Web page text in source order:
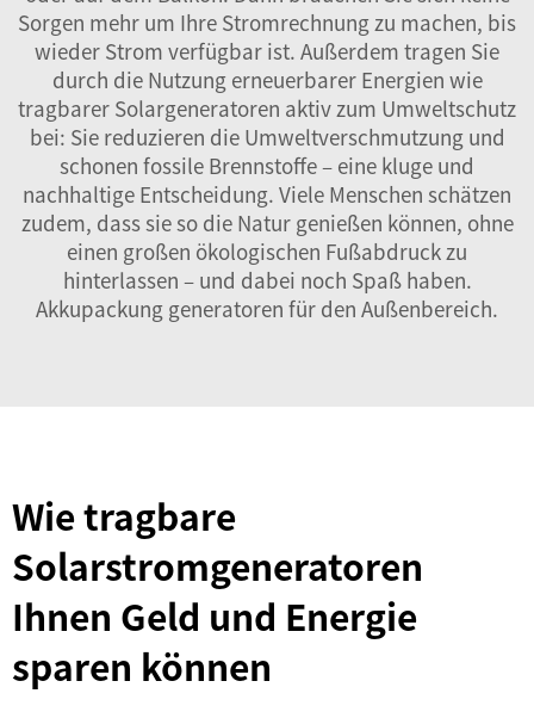
Sorgen mehr um Ihre Stromrechnung zu machen, bis
wieder Strom verfügbar ist. Außerdem tragen Sie
durch die Nutzung erneuerbarer Energien wie
tragbarer Solargeneratoren aktiv zum Umweltschutz
bei: Sie reduzieren die Umweltverschmutzung und
schonen fossile Brennstoffe – eine kluge und
nachhaltige Entscheidung. Viele Menschen schätzen
zudem, dass sie so die Natur genießen können, ohne
einen großen ökologischen Fußabdruck zu
hinterlassen – und dabei noch Spaß haben.
Akkupackung generatoren für den Außenbereich.
Wie tragbare
Solarstromgeneratoren
Ihnen Geld und Energie
sparen können